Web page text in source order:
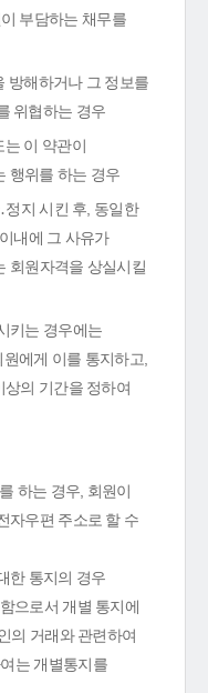
부담하는 채무를
방해하거나 그 정보를
위협하는 경우
는 이 약관이
행위를 하는 경우
정지 시킨 후, 동일한
내에 그 사유가
회원자격을 상실시킬
키는 경우에는
에게 이를 통지하고,
의 기간을 정하여
하는 경우, 회원이
자우편 주소로 할 수
한 통지의 경우
으로서 개별 통지에
의 거래와 관련하여
는 개별통지를